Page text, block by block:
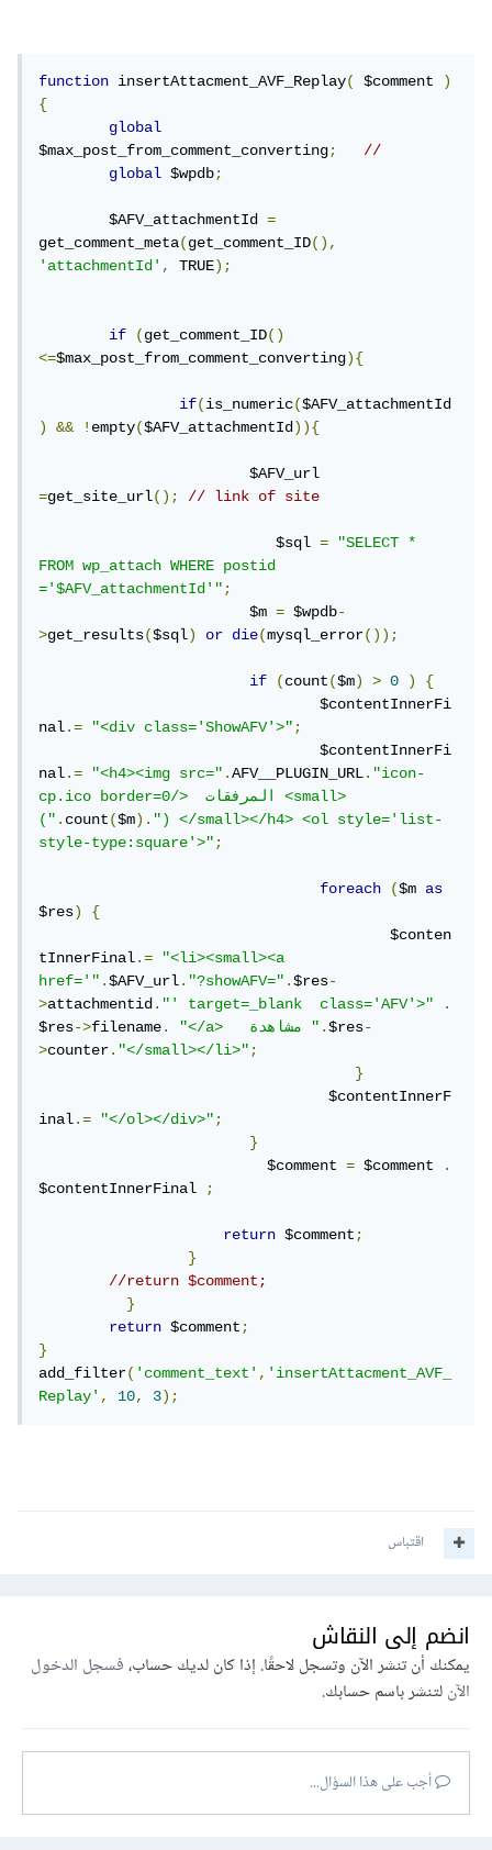
function insertAttacment_AVF_Replay( $comment )
{
global
$max_post_from_comment_converting;
//
global $wpdb;
	$AFV_attachmentId
=
get_comment_meta(get_comment_ID(),
'attachmentId', TRUE);
if (get_comment_ID()
<=$max_post_from_comment_converting){
if(is_numeric($AFV_attachmentId
)
&& !empty($AFV_attachmentId)){
=get_site_url(); // link of site
		           $sql
=
"SELECT *
FROM wp_attach WHERE postid
='$AFV_attachmentId'";
			$m
= $wpdb-
>get_results($sql) or die(mysql_error());
if (count($m) > 0 )
{
				$contentInnerFi
nal.= "<div class='ShowAFV'>";
nal.= "<h4><img src=".AFV__PLUGIN_URL."icon-
cp.ico border=0/>  المرفقات <small>
(".count($m).") </small></h4> <ol style='list-
style-type:square'>";
foreach ($m as
$res)
{
tInnerFinal.=
"<li><small><a
href='".$AFV_url."?showAFV=".$res-
>attachmentid."' target=_blank  class='AFV'>"
.
$res->filename. "</a>   مشاهدة ".$res-
>counter."</small></li>";
}
inal.= "</ol></div>";
}
  	                  $comment
= $comment .
$contentInnerFinal ;
return $comment;
}
//return $comment;
}
return $comment;
}
add_filter('comment_text','insertAttacment_AVF_
Replay', 10, 3);
اقتباس
انضم إلى النقاش
يمكنك أن تنشر الآن وتسجل لاحقًا. إذا كان لديك حساب،فسجل الدخول
الآنلتنشر باسم حسابك.
أجب على هذا السؤال...